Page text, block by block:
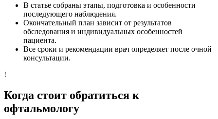
В статье собраны этапы, подготовка и особенности
последующего наблюдения.
Окончательный план зависит от результатов
обследования и индивидуальных особенностей
пациента.
Все сроки и рекомендации врач определяет после очной
консультации.
!
Когда стоит обратиться к
офтальмологу